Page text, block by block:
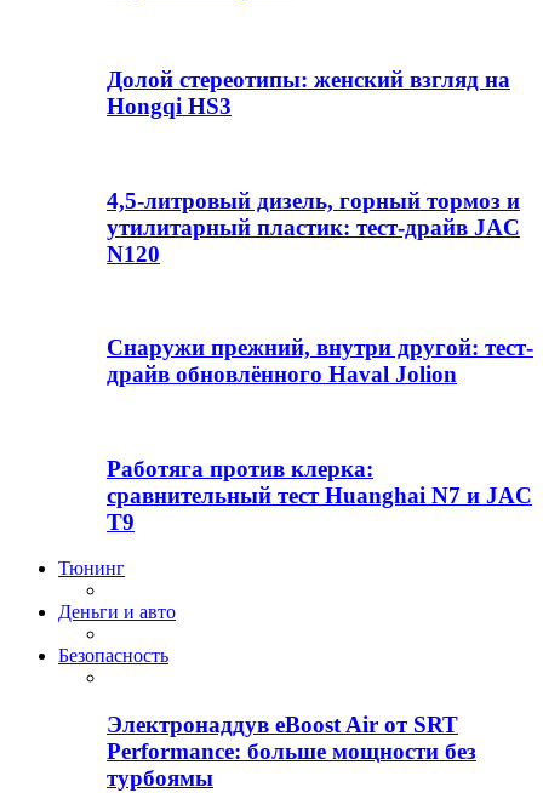
Долой стереотипы: женский взгляд на
Hongqi HS3
4,5-литровый дизель, горный тормоз и
утилитарный пластик: тест-драйв JAC
N120
Снаружи прежний, внутри другой: тест-
драйв обновлённого Haval Jolion
Работяга против клерка:
сравнительный тест Huanghai N7 и JAC
T9
Тюнинг
Деньги и авто
Безопасность
Электронаддув eBoost Air от SRT
Performance: больше мощности без
турбоямы